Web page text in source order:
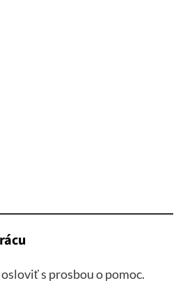
s prosbou o pomoc.